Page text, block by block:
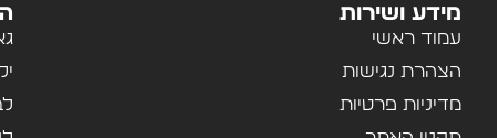
מידע ושירות
עמוד ראשי
הצהרת נגישות
מדיניות פרטיות